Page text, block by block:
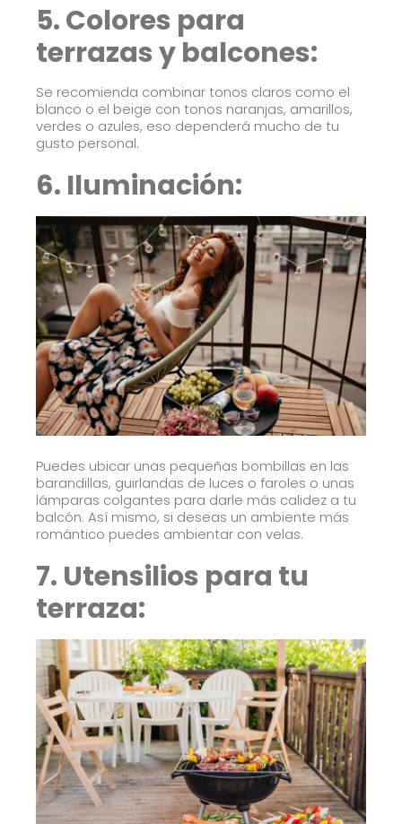
5. Colores para
terrazas y balcones:
Se recomienda combinar tonos claros como el
blanco o el beige con tonos naranjas, amarillos,
verdes o azules, eso dependerá mucho de tu
gusto personal.
6. Iluminación:
Puedes ubicar unas pequeñas bombillas en las
barandillas, guirlandas de luces o faroles o unas
lámparas colgantes para darle más calidez a tu
balcón. Así mismo, si deseas un ambiente más
romántico puedes ambientar con velas.
7. Utensilios para tu
terraza: